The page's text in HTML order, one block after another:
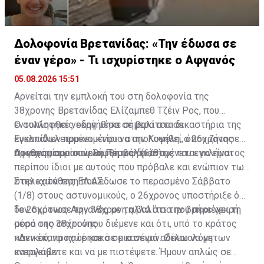
Δολοφονία Βρετανίδας: «Την έδωσα σε
έναν γέρο» - Τι ισχυρίστηκε ο Αφγανός
05.08.2026 15:51
Αρνείται την εμπλοκή του στη δολοφονία της
38χρονης Βρετανίδας Ελίζαμπεθ Τζέιν Ρος, που
εντοπίστηκε νεκρή μέσα σε βαλίτσα σε
εγκαταλελειμμένο κτίριο στην Κυψέλη, ο 26χρονος
Αφγανός που συνελήφθη ως δράστης του εγκλήματος.
Ο συλληφθείς οδηγήθηκε σήμερα στα δικαστήρια της
Ευελπίδων προκειμένου να απολογηθεί, όπου ζήτησε
προθεσμία για αύριο, Πέμπτη (6/8).
Οι ισχυρισμοί που θα προβάλει αναμένεται να είναι
περίπου ίδιοι με αυτούς που πρόβαλε και ενώπιον των
στελεχών της ΕΛ.ΑΣ.
Στην κατάθεση που έδωσε το περασμένο Σάββατο
(1/8) στους αστυνομικούς, ο 26χρονος υποστήριξε ότι
δεν σκότωσε την 38χρονη αλλά ότι την βρήκε νεκρή
μέσα στο σπίτι όπου διέμενε και ότι, υπό το κράτος
πανικού, προχώρησε σε μια σειρά αδικαιολόγητων
ενεργειών.
Το 26χρονος Αφγανός με τη βαλίτσα που περιέχει τη
σορό της 38χρονης:
«Δεν έκανα ποτέ κακό σε κανέναν. Θέλω να με
καταλάβετε και να με πιστέψετε. Ήμουν απλώς σε